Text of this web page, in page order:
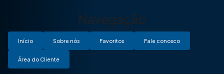
Navegação
Início Sobre nós Favoritos Fale conosco
Área do Cliente